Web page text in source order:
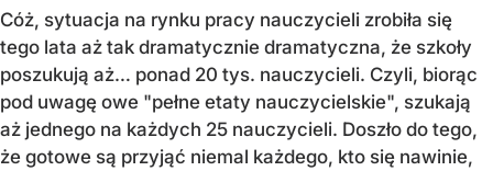
Cóż, sytuacja na rynku pracy nauczycieli zrobiła się
tego lata aż tak dramatycznie dramatyczna, że szkoły
poszukują aż… ponad 20 tys. nauczycieli. Czyli, biorąc
pod uwagę owe "pełne etaty nauczycielskie", szukają
aż jednego na każdych 25 nauczycieli. Doszło do tego,
że gotowe są przyjąć niemal każdego, kto się nawinie,